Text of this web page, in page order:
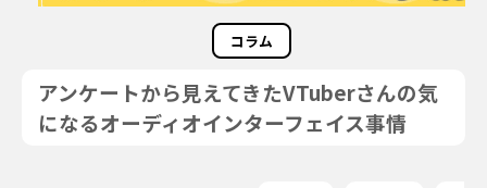
コラム
アンケートから見えてきたVTuberさんの気
になるオーディオインターフェイス事情